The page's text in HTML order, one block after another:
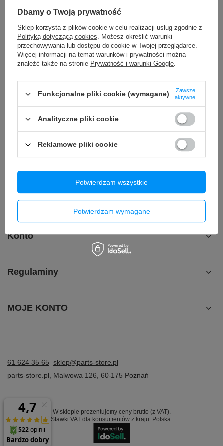
elektronarzędzi WORX WA3553
20V 6Ah 80Wh
159,90 zł / szt.
elektronarzędzi WORX WA3553
20V 4Ah 80Wh
149,90 zł
Zamówienia
Status zamówienia
Śledzenie przesyłki
Chcę zareklamować produkt
Chcę wymienić produkt
Kontakt
Konto
Regulaminy
MOJE KONTO
61 624 35 65 sklep@parts-store.pl
parts-store.pl
Malwowa 126 60-175 Poznań
W sklepie prezentujemy ceny brutto (z VAT).
Stawki VAT dla konsumentów z kraju: Polska.
Dbamy o Twoją prywatność
Sklep korzysta z plików cookie w celu realizacji usług zgodnie z
Polityką dotyczącą cookies. Możesz określić warunki
przechowywania lub dostępu do cookie w Twojej przeglądarce.
Więcej informacji na temat warunków i prywatności można
znaleźć także na stronie Prywatność i warunki Google.
Funkcjonalne pliki cookie (wymagane)
Zawsze
aktywne
Analityczne pliki cookie
Reklamowe pliki cookie
Potwierdzam wymagane
Potwierdzam wszystkie